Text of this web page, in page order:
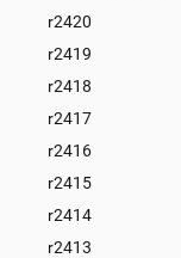
r2420
r2419
r2418
r2417
r2416
r2415
r2414
r2413